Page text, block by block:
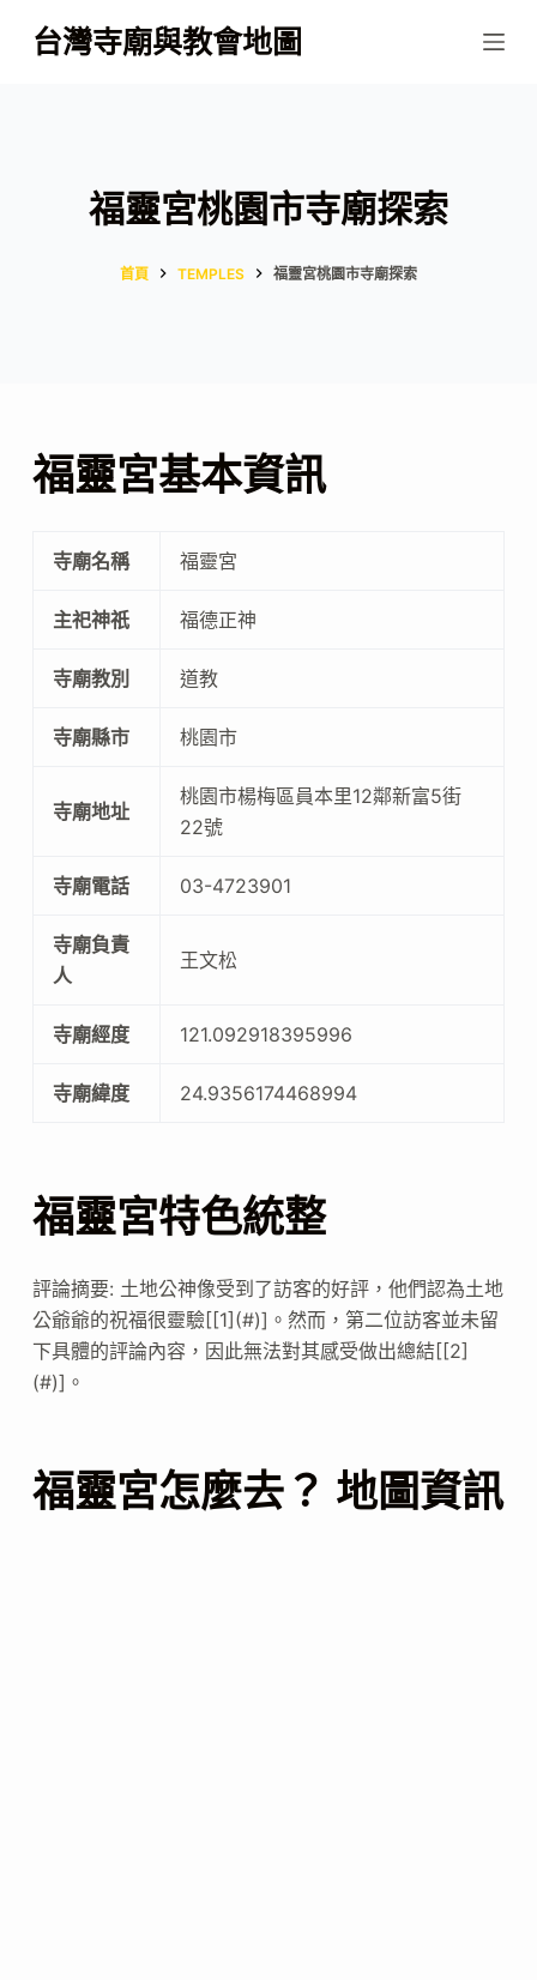
跳
至
台灣寺廟與教會地圖
福靈宮桃園市寺廟探索
首頁 TEMPLES 福靈宮桃園市寺廟探索
福靈宮基本資訊
寺廟名稱 福靈宮
主祀神祇 福德正神
寺廟教別 道教
寺廟縣市 桃園市
寺廟地址
桃園市楊梅區員本里12鄰新富5街
22號
寺廟電話 03-4723901
寺廟負責
人
王文松
寺廟經度 121.092918395996
寺廟緯度 24.9356174468994
福靈宮特色統整
評論摘要: 土地公神像受到了訪客的好評，他們認為土地
公爺爺的祝福很靈驗[[1](#)]。然而，第二位訪客並未留
下具體的評論內容，因此無法對其感受做出總結[[2]
(#)]。
福靈宮怎麼去？ 地圖資訊